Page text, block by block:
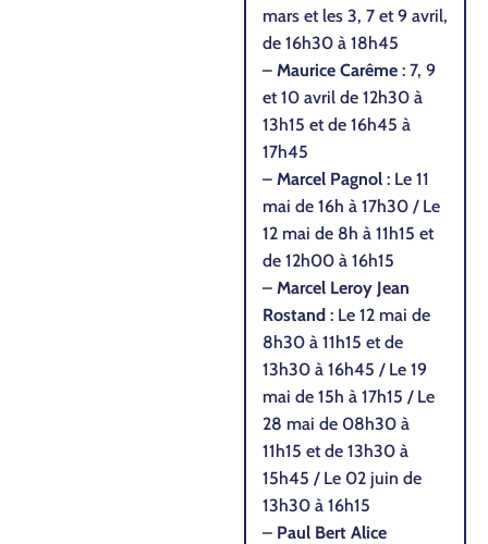
mars et les 3, 7 et 9 avril,
de 16h30 à 18h45
– Maurice Carême : 7, 9
et 10 avril de 12h30 à
13h15 et de 16h45 à
17h45
– Marcel Pagnol : Le 11
mai de 16h à 17h30 / Le
12 mai de 8h à 11h15 et
de 12h00 à 16h15
– Marcel Leroy Jean
Rostand : Le 12 mai de
8h30 à 11h15 et de
13h30 à 16h45 / Le 19
mai de 15h à 17h15 / Le
28 mai de 08h30 à
11h15 et de 13h30 à
15h45 / Le 02 juin de
13h30 à 16h15
– Paul Bert Alice